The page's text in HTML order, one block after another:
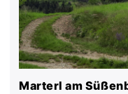
Marterl am